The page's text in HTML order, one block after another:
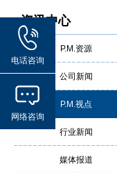
资讯中心
P.M.资源
公司新闻
P.M.视点
行业新闻
媒体报道
电话咨询
网络咨询